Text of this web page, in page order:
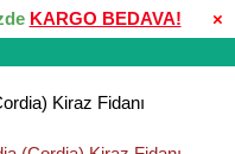
×
KARGO BEDAVA!